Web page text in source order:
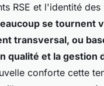
RSE et l'identité des
se tournent
transversal, ou
qualité et la gestion
conforte cette